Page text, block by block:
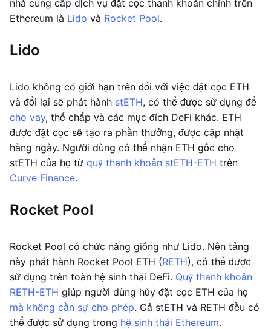
nhà cung cấp dịch vụ đặt cọc thanh khoản chính trên
Ethereum là Lido và Rocket Pool.
Lido
Lido không có giới hạn trên đối với việc đặt cọc ETH
và đổi lại sẽ phát hành stETH, có thể được sử dụng để
cho vay, thế chấp và các mục đích DeFi khác. ETH
được đặt cọc sẽ tạo ra phần thưởng, được cập nhật
hàng ngày. Người dùng có thể nhận ETH gốc cho
stETH của họ từ quỹ thanh khoản stETH-ETH trên
Curve Finance.
Rocket Pool
Rocket Pool có chức năng giống như Lido. Nền tảng
này phát hành Rocket Pool ETH (RETH), có thể được
sử dụng trên toàn hệ sinh thái DeFi. Quỹ thanh khoản
RETH-ETH giúp người dùng hủy đặt cọc ETH của họ
mà không cần sự cho phép. Cả stETH và RETH đều có
thể được sử dụng trong hệ sinh thái Ethereum.